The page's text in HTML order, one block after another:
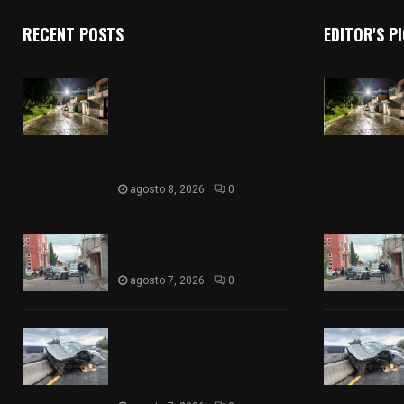
RECENT POSTS
agosto 8, 2026 0
agosto 7, 2026 0
EDITOR'S